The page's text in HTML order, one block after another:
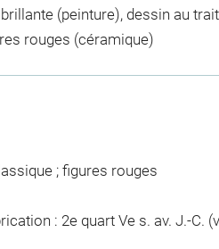
(peinture), dessin au
rouges (céramique)
; figures rouges
: 2e quart Ve s. av. J.-C.